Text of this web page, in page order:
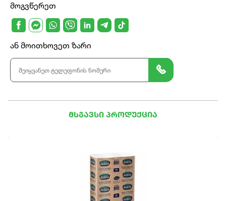
მოგვწერეთ
ან მოითხოვეთ ზარი
მსგავსი პროდუქცია